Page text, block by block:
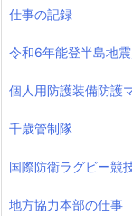
仕事の記録
令和6年能登半島地
個人用防護装備防護
千歳管制隊
国際防衛ラグビー競
地方協力本部の仕事